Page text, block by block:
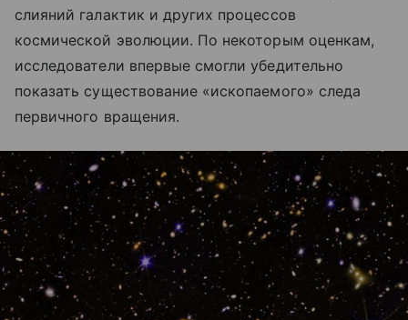
слияний галактик и других процессов
космической эволюции. По некоторым оценкам,
исследователи впервые смогли убедительно
показать существование «ископаемого» следа
первичного вращения.